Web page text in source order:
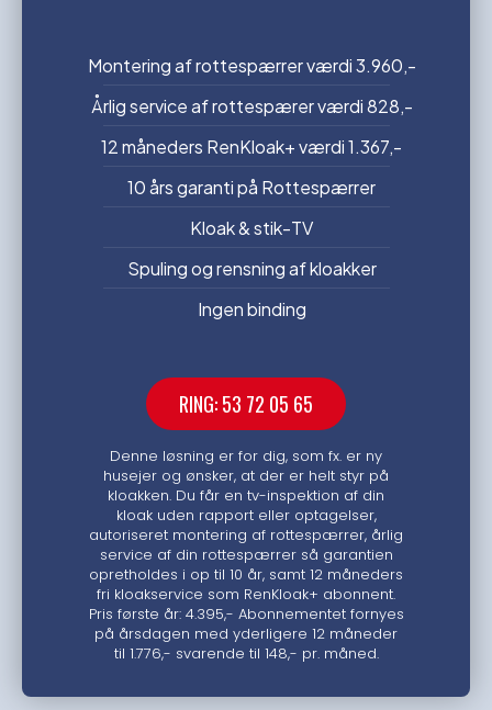
Montering af rottespærrer værdi 3.960,-
Årlig service af rottespærer værdi 828,-
12 måneders RenKloak+ værdi 1.367,-
10 års garanti på Rottespærrer
Kloak & stik-TV
Spuling og rensning af kloakker
Ingen binding
RING: 53 72 05 65
Denne løsning er for dig, som fx. er ny
husejer og ønsker, at der er helt styr på
kloakken. Du får en tv-inspektion af din
kloak uden rapport eller optagelser,
autoriseret montering af rottespærrer, årlig
service af din rottespærrer så garantien
opretholdes i op til 10 år, samt 12 måneders
fri kloakservice som RenKloak+ abonnent.
Pris første år: 4.395,- Abonnementet fornyes
på årsdagen med yderligere 12 måneder
til 1.776,- svarende til 148,- pr. måned.